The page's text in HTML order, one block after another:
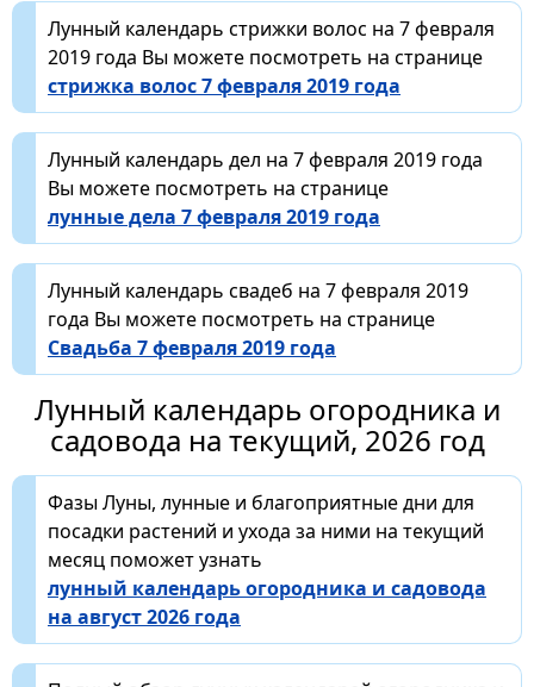
Лунный календарь стрижки волос на 7 февраля
2019 года Вы можете посмотреть на странице
стрижка волос 7 февраля 2019 года
Лунный календарь дел на 7 февраля 2019 года
Вы можете посмотреть на странице
лунные дела 7 февраля 2019 года
Лунный календарь свадеб на 7 февраля 2019
года Вы можете посмотреть на странице
Свадьба 7 февраля 2019 года
Лунный календарь огородника и
садовода на текущий, 2026 год
Фазы Луны, лунные и благоприятные дни для
посадки растений и ухода за ними на текущий
месяц поможет узнать
лунный календарь огородника и садовода
на август 2026 года